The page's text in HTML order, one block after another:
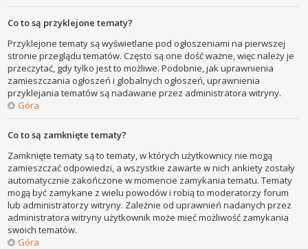
Co to są przyklejone tematy?
Przyklejone tematy są wyświetlane pod ogłoszeniami na pierwszej
stronie przeglądu tematów. Często są one dość ważne, więc należy je
przeczytać, gdy tylko jest to możliwe. Podobnie, jak uprawnienia
zamieszczania ogłoszeń i globalnych ogłoszeń, uprawnienia
przyklejania tematów są nadawane przez administratora witryny.
Góra
Co to są zamknięte tematy?
Zamknięte tematy są to tematy, w których użytkownicy nie mogą
zamieszczać odpowiedzi, a wszystkie zawarte w nich ankiety zostały
automatycznie zakończone w momencie zamykania tematu. Tematy
mogą być zamykane z wielu powodów i robią to moderatorzy forum
lub administratorzy witryny. Zależnie od uprawnień nadanych przez
administratora witryny użytkownik może mieć możliwość zamykania
swoich tematów.
Góra